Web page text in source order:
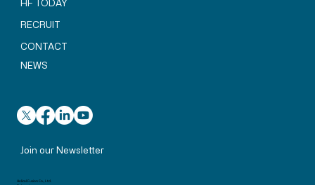
HF TODAY
RECRUIT
CONTACT
NEWS
Join our Newsletter
Helical Fusion Co., Ltd.